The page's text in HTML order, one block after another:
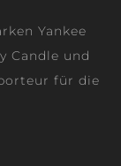
Yankee
Candle und
für die